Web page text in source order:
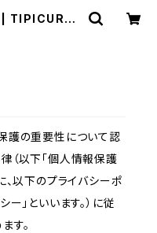
| TIPICURRE
護の重要性について認
（以下「個人情報保護
、以下のプライバシーポ
ー」といいます。）に従
す。